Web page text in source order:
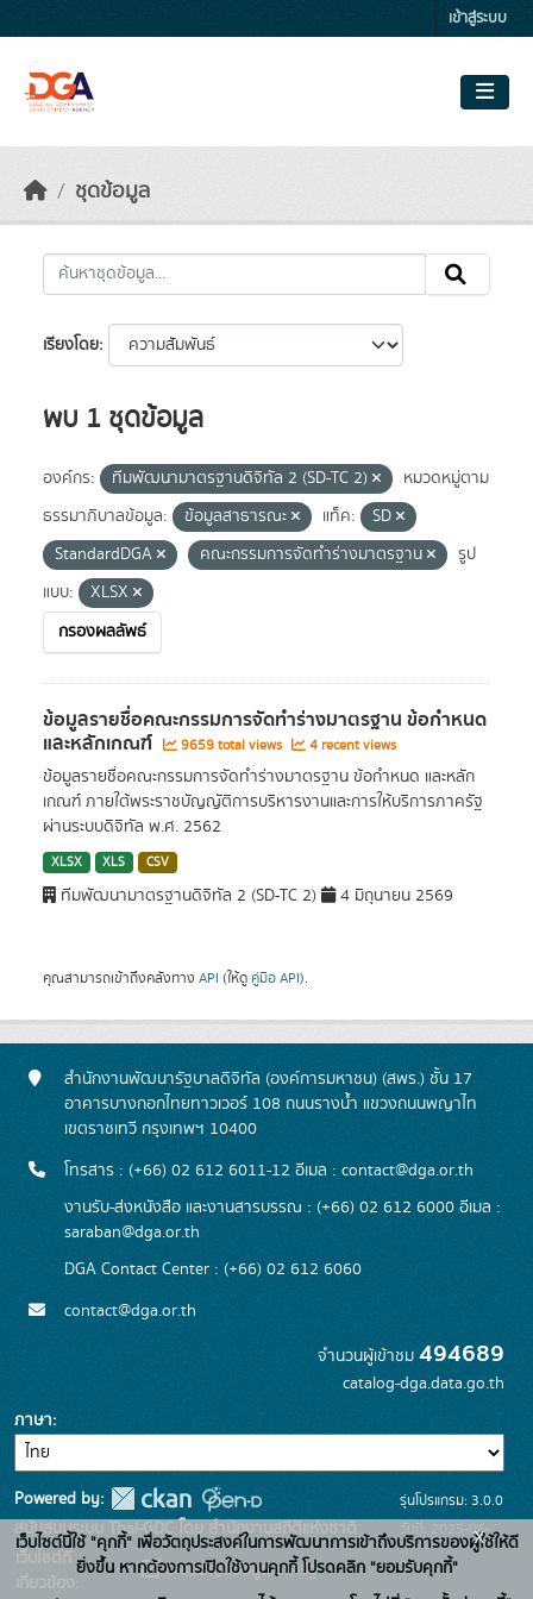
เข้าสู่ระบบ
ชุดข้อมูล
เรียงโดย
พบ 1 ชุดข้อมูล
องค์กร: ทีมพัฒนามาตรฐานดิจิทัล 2 (SD-TC 2)
หมวดหมู่ตาม
ธรรมาภิบาลข้อมูล:
ข้อมูลสาธารณะ แท็ค:
SD
StandardDGA
คณะกรรมการจัดทำร่างมาตรฐาน
รูป
แบบ:
XLSX
กรองผลลัพธ์
ข้อมูลรายชื่อคณะกรรมการจัดทำร่างมาตรฐาน ข้อกำหนด
และหลักเกณฑ์ 9659 total views 4 recent views
ข้อมูลรายชื่อคณะกรรมการจัดทำร่างมาตรฐาน ข้อกำหนด และหลัก
เกณฑ์ ภายใต้พระราชบัญญัติการบริหารงานและการให้บริการภาครัฐ
ผ่านระบบดิจิทัล พ.ศ. 2562
XLSX XLS CSV
ทีมพัฒนามาตรฐานดิจิทัล 2 (SD-TC 2) 4 มิถุนายน 2569
คุณสามารถเข้าถึงคลังทาง API (ให้ดู คู่มือ API).
สำนักงานพัฒนารัฐบาลดิจิทัล (องค์การมหาชน) (สพร.) ชั้น 17
อาคารบางกอกไทยทาวเวอร์ 108 ถนนรางน้ำ แขวงถนนพญาไท
เขตราชเทวี กรุงเทพฯ 10400
โทรสาร : (+66) 02 612 6011-12 อีเมล : contact@dga.or.th
งานรับ-ส่งหนังสือ และงานสารบรรณ : (+66) 02 612 6000 อีเมล :
saraban@dga.or.th
DGA Contact Center : (+66) 02 612 6060
contact@dga.or.th
จำนวนผู้เข้าชม 494689
catalog-dga.data.go.th
ภาษา
Powered by:
สนับสนุนระบบ Thai-GDC โดย สำนักงานสถิติแห่งชาติ
เว็บไซต์ที่
เกี่ยวข้อง:
ระบบบัญชีข้อมูลภาครัฐ
รุ่นโปรแกรม: 3.0.0
วันที่: 2025-06-
26
เว็บไซต์นี้ใช้ "คุกกี้" เพื่อวัตถุประสงค์ในการพัฒนาการเข้าถึงบริการของผู้ใช้ให้ดี
ยิ่งขึ้น หากต้องการเปิดใช้งานคุกกี้ โปรดคลิก "ยอมรับคุกกี้"
x